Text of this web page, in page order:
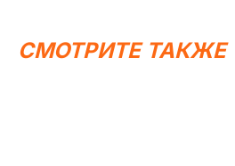
СМОТРИТЕ ТАКЖЕ